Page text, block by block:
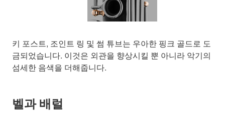
키 포스트, 조인트 링 및 썸 튜브는 우아한 핑크 골드로 도
금되었습니다. 이것은 외관을 향상시킬 뿐 아니라 악기의
섬세한 음색을 더해줍니다.
벨과 배럴